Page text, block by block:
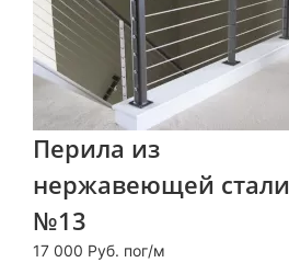
Перила из
нержавеющей стали
№13
17 000 Руб. пог/м